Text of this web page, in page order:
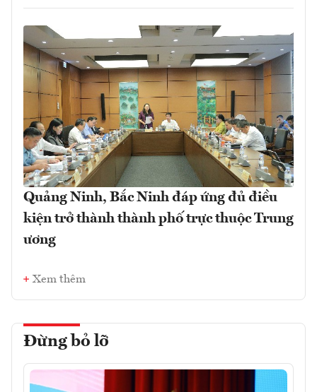
Quảng Ninh, Bắc Ninh đáp ứng đủ điều
kiện trở thành thành phố trực thuộc Trung
ương
Xem thêm
Đừng bỏ lỡ